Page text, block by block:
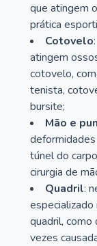
que atingem
prática
Cotovelo
atingem
cotovelo,
tenista,
bursite;
Mão e
túnel do
cirurgia de
Quadril:
quadril,
vezes